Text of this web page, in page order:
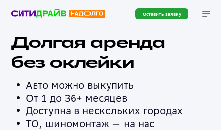
Оставить заявку
Долгая аренда
без оклейки
Авто можно выкупить
От 1 до 36+ месяцев
Доступна в нескольких городах
ТО, шиномонтаж — на нас